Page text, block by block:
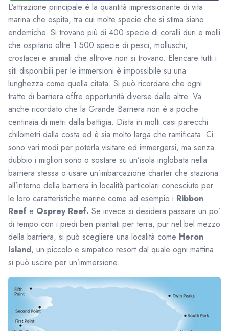
L’attrazione principale è la quantità impressionante di vita
marina che ospita, tra cui molte specie che si stima siano
endemiche. Si trovano più di 400 specie di coralli duri e molli
che ospitano oltre 1.500 specie di pesci, molluschi,
crostacei e animali che altrove non si trovano. Elencare tutti i
siti disponibili per le immersioni è impossibile su una
lunghezza come quella citata. Si può ricordare che ogni
tratto di barriera offre opportunità diverse dalle altre. Va
anche ricordato che la Grande Barriera non è a poche
centinaia di metri dalla battigia. Dista in molti casi parecchi
chilometri dalla costa ed è sia molto larga che ramificata. Ci
sono vari modi per poterla visitare ed immergersi, ma senza
dubbio i migliori sono o sostare su un’isola inglobata nella
barriera stessa o usare un’imbarcazione charter che staziona
all’interno della barriera in località particolari conosciute per
le loro caratteristiche marine come ad esempio i Ribbon
Reef e Osprey Reef. Se invece si desidera passare un po’
di tempo con i piedi ben piantati per terra, pur nel bel mezzo
della barriera, si può scegliere una località come Heron
Island, un piccolo e simpatico resort dal quale ogni mattina
si può uscire per un’immersione.